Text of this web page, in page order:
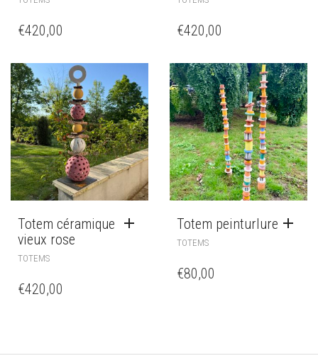
€420,00 €420,00
Totem céramique
vieux rose
TOTEMS
€420,00
Totem peinturlure
TOTEMS
€80,00